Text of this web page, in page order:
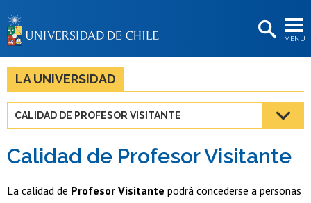
MENÚ
BIBLIOTECAS
LA UNIVERSIDAD
Estudiantes
Académicas/os
Funcionarias/os
LA UNIVERSIDAD
CALIDAD DE PROFESOR VISITANTE
Calidad de Profesor Visitante
La calidad de Profesor Visitante podrá concederse a personas